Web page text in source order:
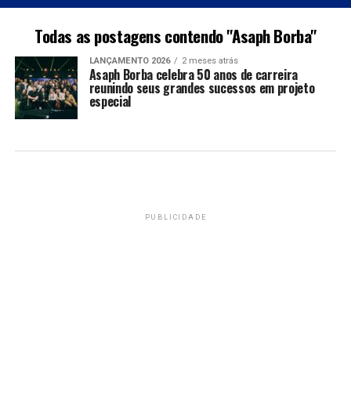
Todas as postagens contendo "Asaph Borba"
LANÇAMENTO 2026 2 meses atrás
Asaph Borba celebra 50 anos de carreira
reunindo seus grandes sucessos em projeto
especial
PUBLICIDADE